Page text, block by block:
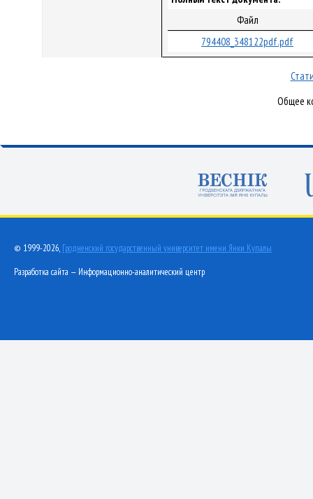
Файл
794408_348122pdf.pdf
Общее
© 1999-2026, Гродненский государственный университет имени Янки Купалы
Разработка сайта — Информационно-аналитический центр